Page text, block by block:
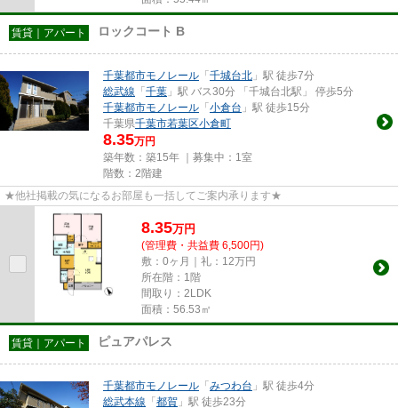
賃貸｜アパート ロックコート B
千葉都市モノレール 「 千城台北 」駅 徒歩7分
総武線 「 千葉 」駅 バス30分 「千城台北駅」 停歩5分
千葉都市モノレール 「 小倉台 」駅 徒歩15分
千葉県千葉市若葉区小倉町
8.35万円
築年数：築15年 ｜募集中： 1室
階数：2階建
★他社掲載の気になるお部屋も一括してご案内承ります★
8.35万円
(管理費・共益費 6,500円)
敷：0ヶ月｜礼：12万円
所在階：1階
間取り：2LDK
面積：56.53㎡
賃貸｜アパート ピュアパレス
千葉都市モノレール 「 みつわ台 」駅 徒歩4分
総武本線 「 都賀 」駅 徒歩23分